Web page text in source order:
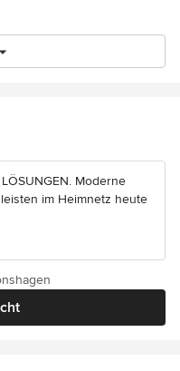
LÖSUNGEN. Moderne
im Heimnetz heute